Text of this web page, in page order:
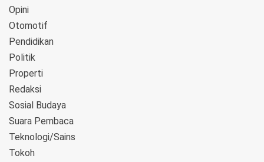
Opini
Otomotif
Pendidikan
Politik
Properti
Redaksi
Sosial Budaya
Suara Pembaca
Teknologi/Sains
Tokoh